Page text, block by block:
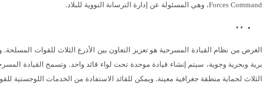
Forces Command، وهي المسئولة عن إدارة الترسانة النووية للبلاد.
• •
الغرض من نظام القيادة المسرحية هو تعزيز التعاون بين الأذرع الثلاث للقوات
برية وبحرية وجوية، سيتم إنشاء قيادة موحدة تحت لواء قائد واحد. وتسمح القيادة
الثلاث لحماية منطقة جغرافية معينة. ويمكن للقائد الاستفادة من الخدمات اللوجستية